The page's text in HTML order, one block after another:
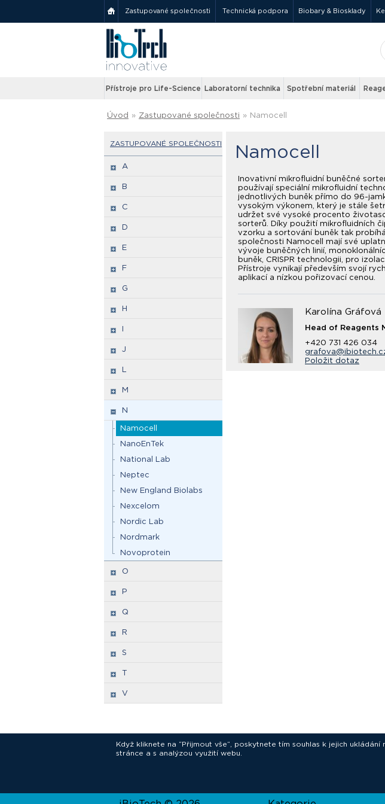
Zastupované společnosti Technická podpora Biobary & Biosklady
Přístroje pro Life-Science Laboratorní technika Spotřební materiál
Úvod » Zastupované společnosti » Namocell
ZASTUPOVANÉ SPOLEČNOSTI
A
B
C
D
E
F
G
H
I
J
L
M
N
Namocell
NanoEnTek
National Lab
Neptec
New England Biolabs
Nexcelom
Nordic Lab
Nordmark
Novoprotein
O
P
Q
R
S
T
V
Namocell
Inovativní mikrofluidní buněčné
používají speciální mikrofluidní
jednotlivých buněk přímo do 96-
vysokým výkonem, který je stále
udržet své vysoké procento
sorterů. Díky použití mikrofluidních
vzorku a sortování buněk tak
společnosti Namocell mají své
vývoje buněčných linií,
buněk, CRISPR technologii, pro
Přístroje vynikají především svojí
aplikací a nízkou pořizovací cenou.
Karolína Gráfová
Head of Reagents
+420 731 426 034
Položit dotaz
Když kliknete na “Přijmout vše”, poskytnete tím souhlas k jejich
stránce a s analýzou využití webu.